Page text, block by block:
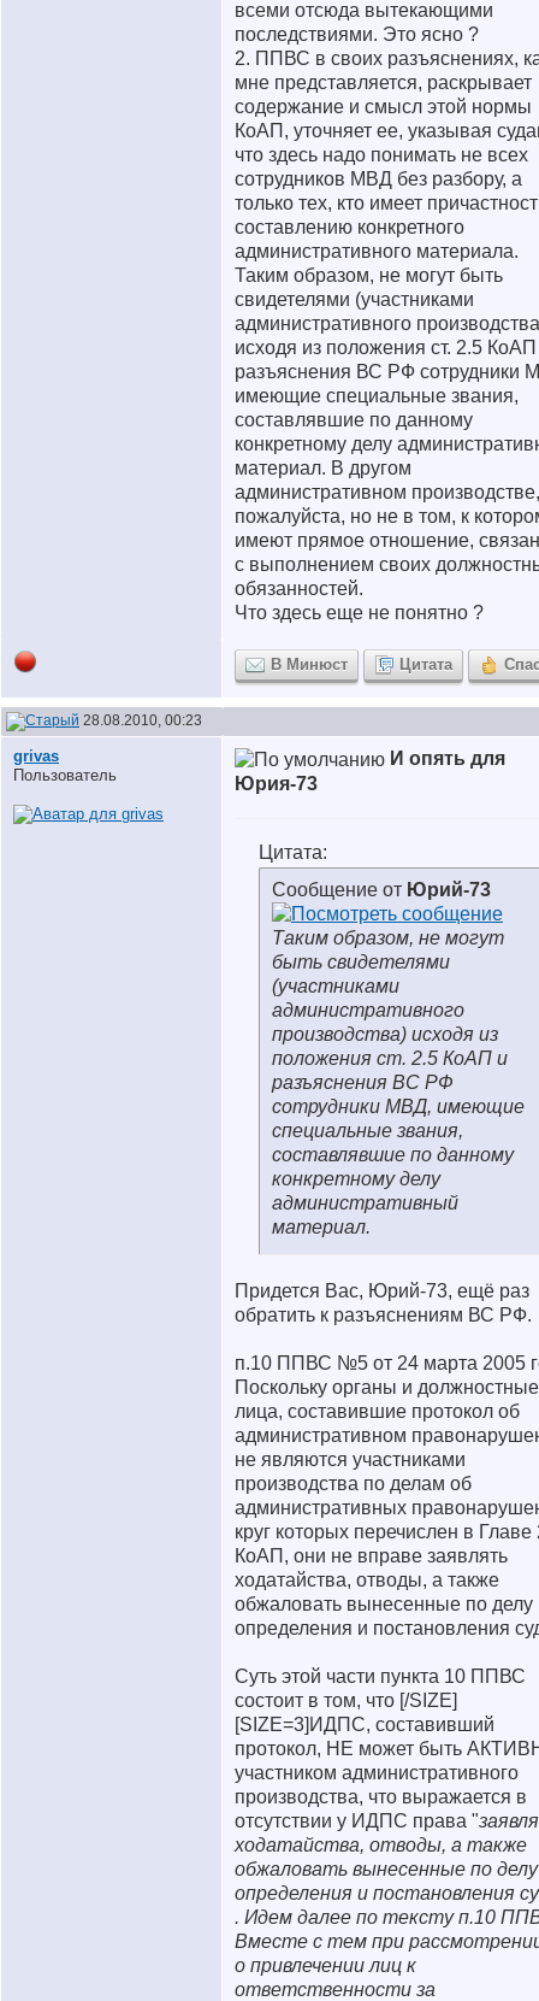
всеми отсюда вытекающими
последствиями. Это ясно ?
2. ППВС в своих разъяснениях,
мне представляется, раскрывает
содержание и смысл этой нормы
КоАП, уточняет ее, указывая
что здесь надо понимать не всех
сотрудников МВД без разбору, а
только тех, кто имеет
составлению конкретного
административного материала.
Таким образом, не могут быть
свидетелями (участниками
административного
исходя из положения ст. 2.5
разъяснения ВС РФ сотрудники
имеющие специальные звания,
составлявшие по данному
конкретному делу
материал. В другом
административном производстве,
пожалуйста, но не в том, к
имеют прямое отношение,
с выполнением своих
обязанностей.
Что здесь еще не понятно ?
В Минюст Цитата
28.08.2010, 00:23
grivas
Пользователь
И опять для
Юрия-73
Цитата:
Сообщение от Юрий-73
Таким образом, не могут
быть свидетелями
(участниками
административного
производства) исходя из
положения ст. 2.5 КоАП и
разъяснения ВС РФ
сотрудники МВД, имеющие
специальные звания,
составлявшие по данному
конкретному делу
административный
материал.
Придется Вас, Юрий-73, ещё раз
обратить к разъяснениям ВС РФ.
п.10 ППВС №5 от 24 марта 2005
Поскольку органы и должностные
лица, составившие протокол об
административном
не являются участниками
производства по делам об
административных
круг которых перечислен в Главе
КоАП, они не вправе заявлять
ходатайства, отводы, а также
обжаловать вынесенные по делу
определения и постановления
Суть этой части пункта 10 ППВС
состоит в том, что [/SIZE]
[SIZE=3]ИДПС, составивший
протокол, НЕ может быть
участником административного
производства, что выражается в
отсутствии у ИДПС права "
ходатайства, отводы, а также
обжаловать вынесенные по делу
определения и постановления
. Идем далее по тексту п.10
Вместе с тем при
о привлечении лиц к
ответственности за